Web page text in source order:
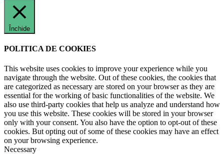
Închide
POLITICA DE COOKIES
This website uses cookies to improve your experience while you
navigate through the website. Out of these cookies, the cookies that
are categorized as necessary are stored on your browser as they are
essential for the working of basic functionalities of the website. We
also use third-party cookies that help us analyze and understand how
you use this website. These cookies will be stored in your browser
only with your consent. You also have the option to opt-out of these
cookies. But opting out of some of these cookies may have an effect
on your browsing experience.
Necessary